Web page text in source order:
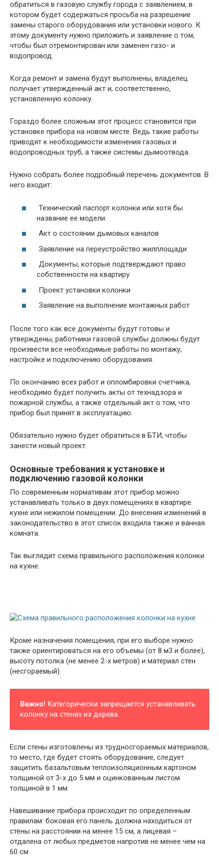
обратиться в газовую службу города с заявлением, в
котором будет содержаться просьба на разрешение
замены старого оборудования или установки нового. К
этому документу нужно приложить и заявление о том,
чтобы был отремонтирован или заменен газо- и
водопровод.
Когда ремонт и замена будут выполнены, владелец
получает утвержденный акт и, соответственно,
установленную колонку.
Гораздо более сложным этот процесс становится при
установке прибора на новом месте. Ведь такие работы
приводят к необходимости изменения газовых и
водопроводных труб, а также системы дымоотвода.
Нужно собрать более подробный перечень документов. В
него входит:
Технический паспорт колонки или хотя бы
название ее модели
Акт о состоянии дымовых каналов
Заявление на переустройство жилплощади
Документы, которые подтверждают право
собственности на квартиру
Проект установки колонки
Заявление на выполнение монтажных работ
После того как все документы будут готовы и
утверждены, работники газовой службы должны будут
произвести все необходимые работы по монтажу,
настройке и подключению оборудования.
По окончанию всех работ и опломбировки счетчика,
необходимо будет получить акты от технадзора и
пожарной службы, а также отдельный акт о том, что
прибор был принят в эксплуатацию.
Обязательно нужно будет обратиться в БТИ, чтобы
занести новый проект.
Основные требования к установке и
подключению газовой колонки
По современным нормативам этот прибор можно
устанавливать только в двух помещениях в квартире:
кухне или нежилом помещении. До внесения изменений в
законодательство в этот список входила также и ванная
комната.
Так выглядит схема правильного расположения колонки
на кухне:
Кроме назначения помещения, при его выборе нужно
также ориентироваться на его объемы (от 8 м3 и более),
высоту потолка (не менее 2-х метров) и материал стен
(несгораемый).
Важно! Категорически запрещается устанавливать
колонку на стенах из дерева.
Если стены изготовлены из трудносгораемых материалов,
то место, где будет стоять оборудование, следует
защитить базальтовым теплоизоляционным картоном
толщиной от 3-х до 5 мм и оцинкованным листом
толщиной в 1 мм.
Навешивание прибора происходит по определенным
правилам: боковая его панель должна находиться от
стены на расстоянии на менее 15 см, а лицевая –
отдалена от любых предметов напротив не менее чем на
60 см.